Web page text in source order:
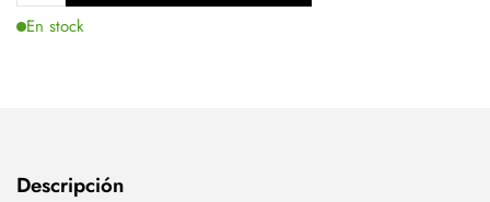
En stock
Descripción